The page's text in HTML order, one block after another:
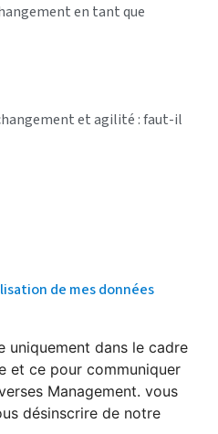
en tant que
et agilité : faut-il
de mes données
uniquement dans le cadre
et ce pour communiquer
Management. vous
désinscrire de notre